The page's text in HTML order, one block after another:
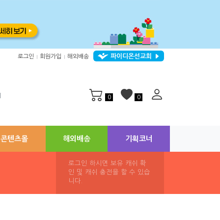
로그인 회원가입 해외배송 파이디온선교회
0 0
콘텐츠몰 해외배송 기획코너
로그인 하시면 보유 캐쉬 확
인 및 캐쉬 충전을 할 수 있습
니다.